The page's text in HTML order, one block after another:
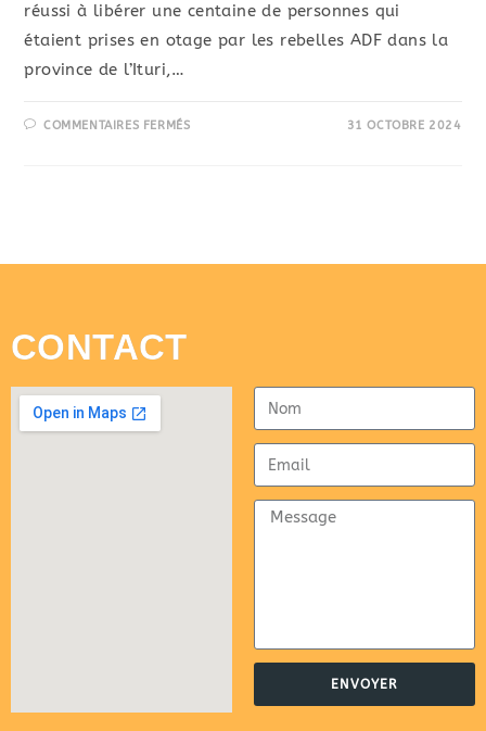
réussi à libérer une centaine de personnes qui
étaient prises en otage par les rebelles ADF dans la
province de l’Ituri,…
COMMENTAIRES FERMÉS 31 OCTOBRE 2024
CONTACT
ENVOYER